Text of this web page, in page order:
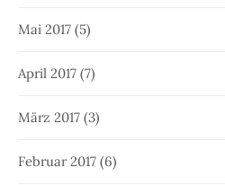
Mai 2017 (5)
April 2017 (7)
März 2017 (3)
Februar 2017 (6)